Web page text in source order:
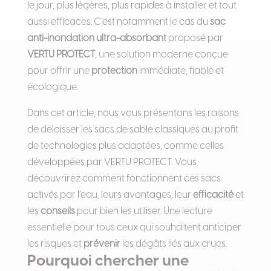
le jour, plus légères, plus rapides à installer et tout
aussi efficaces. C’est notamment le cas du sac
anti-inondation ultra-absorbantproposé par
VERTU PROTECT , une solution moderne conçue
pour offrir une protectionimmédiate, fiable et
écologique.
Dans cet article, nous vous présentons les raisons
de délaisser les sacs de sable classiques au profit
de technologies plus adaptées, comme celles
développées par VERTU PROTECT. Vous
découvrirez comment fonctionnent ces sacs
activés par l’eau, leurs avantages, leur efficacitéet
les conseilspour bien les utiliser. Une lecture
essentielle pour tous ceux qui souhaitent anticiper
les risques et prévenirles dégâts liés aux crues.
Pourquoi chercher une